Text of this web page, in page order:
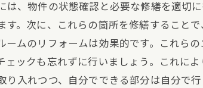
交渉前の準備と情報収集
相手のニーズを理解する
価格交渉のポイントとテ
は、物件の状態確認と必要な修繕を適切
す。次に、これらの箇所を修繕すること
ームのリフォームは効果的です。これら
ェックも忘れずに行いましょう。これに
り入れつつ、自分でできる部分は自分で